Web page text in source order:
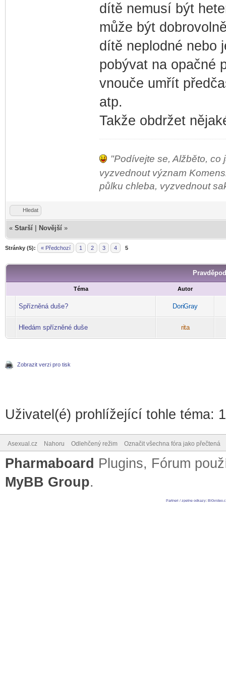
dítě nemusí být
může být
dítě neplodné nebo
pobývat na opačné
vnouče umřít
atp.
Takže obdržet
"Podívejte se, Alžběto, co
vyzvednout význam
půlku chleba, vyzvednout
Hledat
« Starší Novější »
Stránky (5): « Předchozí 1 2 3 4 5
Téma Autor
Spřízněná duše? DoriGray
Hledám spřízněné duše rita
Zobrazit verzi pro tisk
Uživatel(é) prohlížející tohle téma:
Asexual.cz Nahoru Odlehčený režim Označit všechna fóra jako přečtená
Pharmaboard Plugins, Fórum
MyBB Group.
Partneri / zpetne odkazy: